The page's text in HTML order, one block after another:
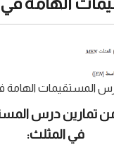
المستقيمات الهامة
التمرين 4 من تمارين درس
في المثلث: